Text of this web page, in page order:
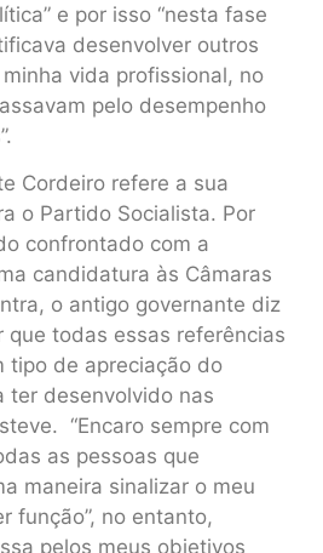
e por isso “nesta fase
desenvolver outros
vida profissional, no
pelo desempenho
Cordeiro refere a sua
o Partido Socialista. Por
confrontado com a
candidatura às Câmaras
o antigo governante diz
que todas essas referências
tipo de apreciação do
ter desenvolvido nas
“Encaro sempre com
as pessoas que
maneira sinalizar o meu
função”, no entanto,
pelos meus objetivos